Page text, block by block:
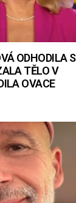
ODHODILA
TĚLO V
OVACE